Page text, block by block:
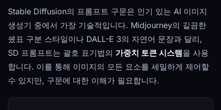
Stable Diffusion의 프롬프트 구문은 인기 있는 AI 이미지
생성기 중에서 가장 기술적입니다. Midjourney의 깉끔한
쉤표 구분 스타일이나 DALL-E 3의 자연어 문장과 달리,
SD 프롬프트는 괄호 표기법의 가중치 토큰 시스템을 사용
합니다. 이를 통해 이미지의 모든 요소를 세밀하게 제어할
수 있지만, 구문에 대한 이해가 필요합니다.